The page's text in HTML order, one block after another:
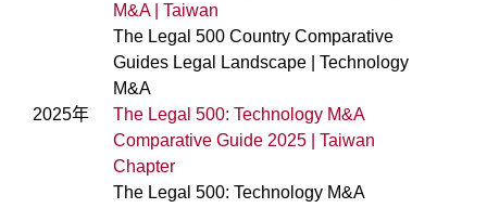
M&A | Taiwan
The Legal 500 Country Comparative
Guides Legal Landscape | Technology
M&A
2025年
The Legal 500: Technology M&A
Comparative Guide 2025 | Taiwan
Chapter
The Legal 500: Technology M&A